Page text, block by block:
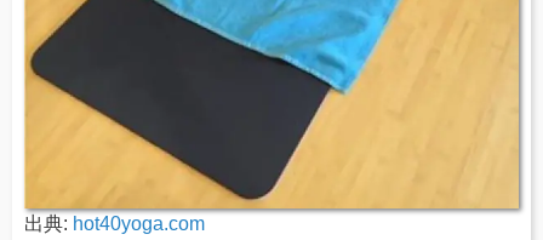
出典: hot40yoga.com